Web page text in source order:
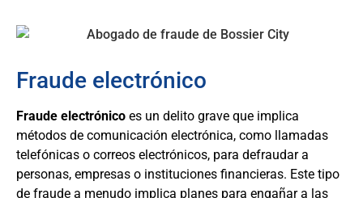
Fraude electrónico
Fraude electrónico es un delito grave que implica
métodos de comunicación electrónica, como llamadas
telefónicas o correos electrónicos, para defraudar a
personas, empresas o instituciones financieras. Este tipo
de fraude a menudo implica planes para engañar a las